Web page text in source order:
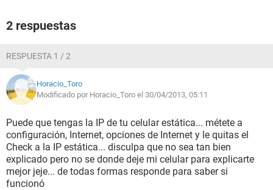
2 respuestas
RESPUESTA 1 / 2
Horacio_Toro
Modificado por Horacio_Toro el 30/04/2013, 05:11
Puede que tengas la IP de tu celular estática... métete a
configuración, Internet, opciones de Internet y le quitas el
Check a la IP estática... disculpa que no sea tan bien
explicado pero no se donde deje mi celular para explicarte
mejor jeje... de todas formas responde para saber si
funcionó